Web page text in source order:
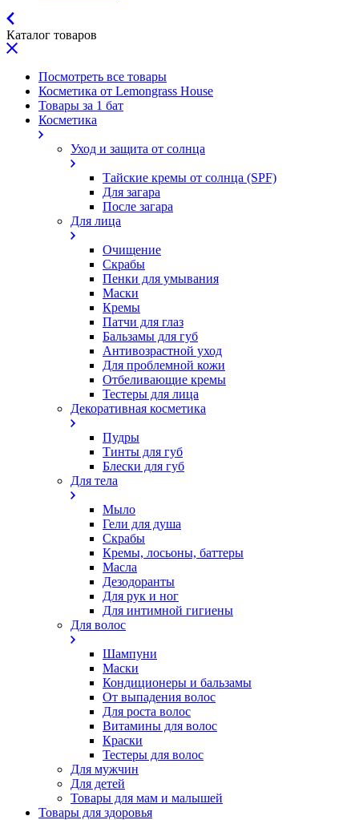
Каталог товаров
Посмотреть все товары
Косметика от Lemongrass House
Товары за 1 бат
Косметика
Уход и защита от солнца
Тайские кремы от солнца (SPF)
Для загара
После загара
Для лица
Очищение
Скрабы
Пенки для умывания
Маски
Кремы
Патчи для глаз
Бальзамы для губ
Антивозрастной уход
Для проблемной кожи
Oтбеливающие кремы
Тестеры для лица
Декоративная косметика
Пудры
Тинты для губ
Блески для губ
Для тела
Мыло
Гели для душа
Скрабы
Кремы, лосьоны, баттеры
Масла
Дезодоранты
Для рук и ног
Для интимной гигиены
Для волос
Шампуни
Маски
Кондиционеры и бальзамы
От выпадения волос
Для роста волос
Витамины для волос
Краски
Тестеры для волос
Для мужчин
Для детей
Товары для мам и малышей
Товары для здоровья